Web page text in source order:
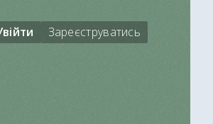
Зареєструватись